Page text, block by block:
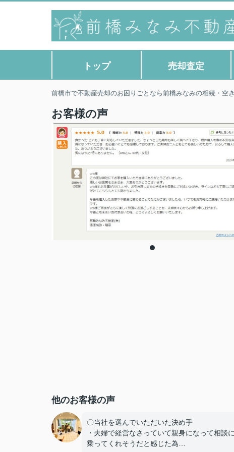
トップ 売却査定
前橋市で不動産売却のお困りごとなら前橋みなみの相続・空
お客様の声
他のお客様の声
〇当社を選んでいただいた決め手
・夫婦で経営なさっていて親身になって相談に
乗ってくれそうだと感じた為